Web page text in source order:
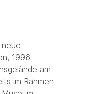
neue
1996
am
im Rahmen